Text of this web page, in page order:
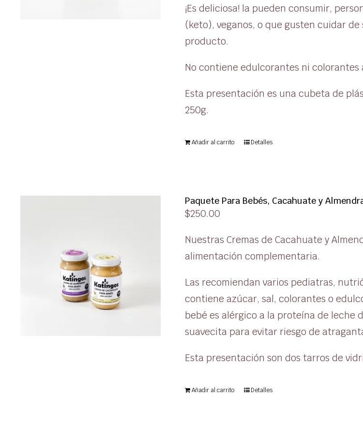
¡Es deliciosa! la pueden consumir,
(keto), veganos, o que gusten cuidar
producto.
No contiene edulcorantes ni colorantes
Esta presentación es una cubeta de
250g.
Añadir al carrito Detalles
Paquete Para Bebés, Cacahuate y
$250.00
Nuestras Cremas de Cacahuate y
alimentación complementaria.
Las recomiendan varios pediatras,
contiene azúcar, sal, colorantes o
bebé es alérgico a la proteína de
suavecita para evitar riesgo de
Esta presentación son dos tarros de
Añadir al carrito Detalles